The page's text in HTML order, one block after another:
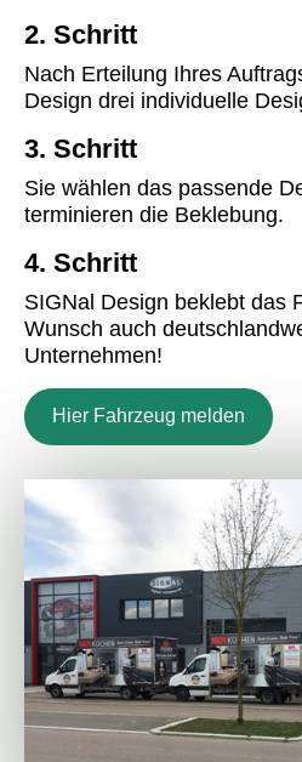
2. Schritt
Nach Erteilung Ihres
Design drei individuelle
3. Schritt
Sie wählen das passende
terminieren die Beklebung.
4. Schritt
SIGNal Design beklebt das
Wunsch auch
Unternehmen!
Hier Fahrzeug melden